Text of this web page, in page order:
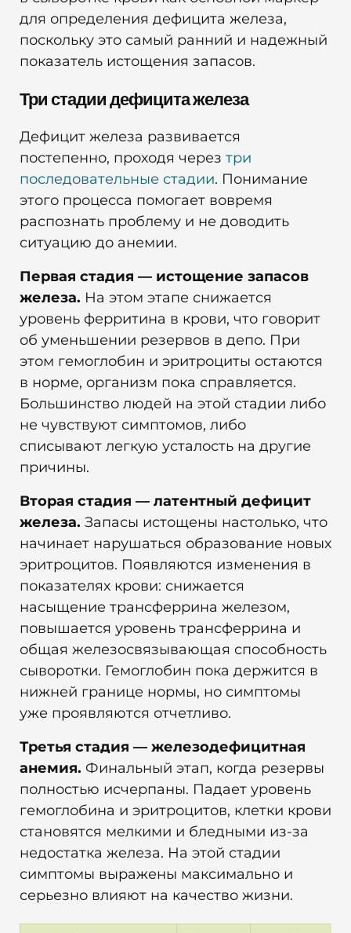
для определения дефицита железа,
поскольку это самый ранний и надежный
показатель истощения запасов.
Три стадии дефицита железа
Дефицит железа развивается
постепенно, проходя через три
последовательные стадии. Понимание
этого процесса помогает вовремя
распознать проблему и не доводить
ситуацию до анемии.
Первая стадия — истощение запасов
железа. На этом этапе снижается
уровень ферритина в крови, что говорит
об уменьшении резервов в депо. При
этом гемоглобин и эритроциты остаются
в норме, организм пока справляется.
Большинство людей на этой стадии либо
не чувствуют симптомов, либо
списывают легкую усталость на другие
причины.
Вторая стадия — латентный дефицит
железа. Запасы истощены настолько, что
начинает нарушаться образование новых
эритроцитов. Появляются изменения в
показателях крови: снижается
насыщение трансферрина железом,
повышается уровень трансферрина и
общая железосвязывающая способность
сыворотки. Гемоглобин пока держится в
нижней границе нормы, но симптомы
уже проявляются отчетливо.
Третья стадия — железодефицитная
анемия. Финальный этап, когда резервы
полностью исчерпаны. Падает уровень
гемоглобина и эритроцитов, клетки крови
становятся мелкими и бледными из-за
недостатка железа. На этой стадии
симптомы выражены максимально и
серьезно влияют на качество жизни.